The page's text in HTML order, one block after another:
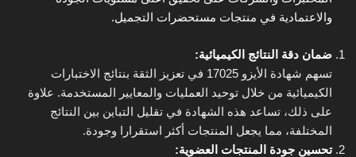
والاعتمادية في منتجات مستحضرات التجميل.
ضمان دقة النتائج الكيميائية:
تسهم شهادة الأيزو 17025 في تعزيز الثقة بنتائج الاختبارات
الكيميائية من خلال توحيد العمليات والمعايير المستخدمة. علاوة
على ذلك، تساعد هذه الشهادة في تقليل التباين بين النتائج
المختلفة، مما يجعل المنتجات أكثر استقرارا وجودة.
تحسين جودة المنتجات العضوية: